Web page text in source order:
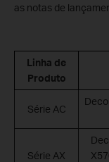
as notas de
Linha de
Produto
Série AC
Série AX